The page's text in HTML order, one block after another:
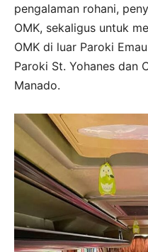
pengalaman rohani,
OMK, sekaligus untuk
OMK di luar Paroki
Paroki St. Yohanes dan
Manado.